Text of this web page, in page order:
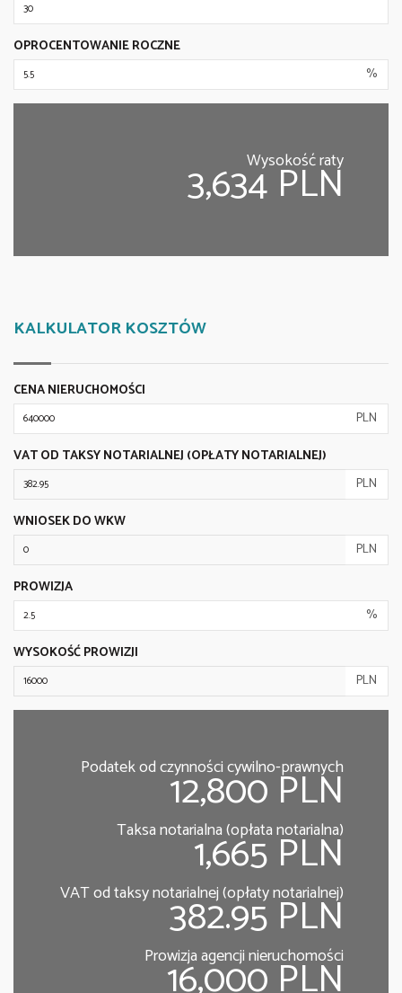
OPROCENTOWANIE ROCZNE
%
Wysokość raty
3,634 PLN
KALKULATOR KOSZTÓW
CENA NIERUCHOMOŚCI
PLN
VAT OD TAKSY NOTARIALNEJ (OPŁATY NOTARIALNEJ)
PLN
WNIOSEK DO WKW
PLN
PROWIZJA
%
WYSOKOŚĆ PROWIZJI
PLN
Podatek od czynności cywilno-prawnych
12,800 PLN
Taksa notarialna (opłata notarialna)
1,665 PLN
VAT od taksy notarialnej (opłaty notarialnej)
382.95 PLN
Prowizja agencji nieruchomości